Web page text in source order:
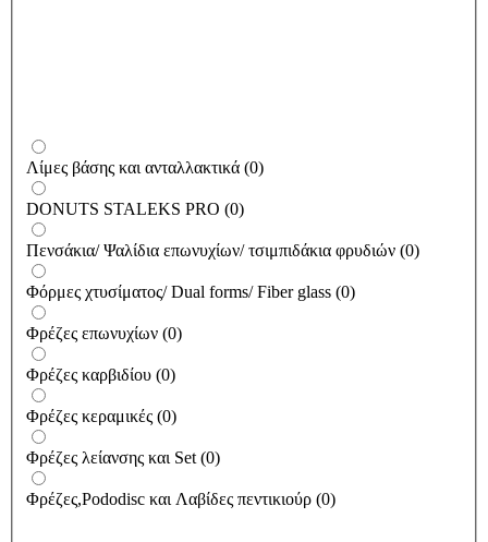
Λίμες βάσης και ανταλλακτικά (0)
DONUTS STALEKS PRO (0)
Πενσάκια/ Ψαλίδια επωνυχίων/ τσιμπιδάκια φρυδιών (0)
Φόρμες χτυσίματος/ Dual forms/ Fiber glass (0)
Φρέζες επωνυχίων (0)
Φρέζες καρβιδίου (0)
Φρέζες κεραμικές (0)
Φρέζες λείανσης και Set (0)
Φρέζες,Pododisc και Λαβίδες πεντικιούρ (0)